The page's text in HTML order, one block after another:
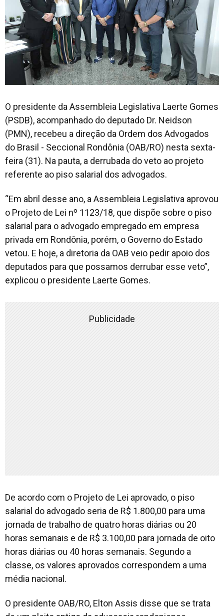
O presidente da Assembleia Legislativa Laerte Gomes
(PSDB), acompanhado do deputado Dr. Neidson
(PMN), recebeu a direção da Ordem dos Advogados
do Brasil - Seccional Rondônia (OAB/RO) nesta sexta-
feira (31). Na pauta, a derrubada do veto ao projeto
referente ao piso salarial dos advogados.
“Em abril desse ano, a Assembleia Legislativa aprovou
o Projeto de Lei nº 1123/18, que dispõe sobre o piso
salarial para o advogado empregado em empresa
privada em Rondônia, porém, o Governo do Estado
vetou. E hoje, a diretoria da OAB veio pedir apoio dos
deputados para que possamos derrubar esse veto”,
explicou o presidente Laerte Gomes.
Publicidade
De acordo com o Projeto de Lei aprovado, o piso
salarial do advogado seria de R$ 1.800,00 para uma
jornada de trabalho de quatro horas diárias ou 20
horas semanais e de R$ 3.100,00 para jornada de oito
horas diárias ou 40 horas semanais. Segundo a
classe, os valores aprovados correspondem a uma
média nacional.
O presidente OAB/RO, Elton Assis disse que se trata